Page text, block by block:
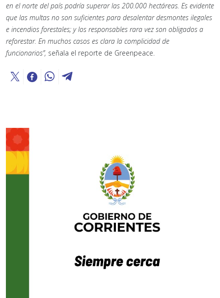
en el norte del país podría superar las 200.000 hectáreas. Es evidente
que las multas no son suficientes para desalentar desmontes ilegales
e incendios forestales; y los responsables rara vez son obligados a
reforestar. En muchos casos es clara la complicidad de
funcionarios”, señala el reporte de Greenpeace.